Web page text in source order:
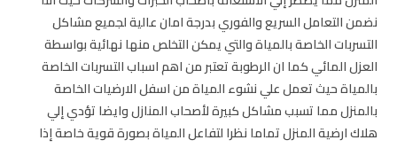
نضمن التعامل السريع والفوري بدرجة امان عالية لجميع مشاكل
التسربات الخاصة بالمياة والتي يمكن التخلص منها نهائية بواسطة
العزل المائي كما ان الرطوبة تعتبر من اهم اسباب التسربات الخاصة
بالمياة حيث تعمل علي نشوء المياة من اسفل الارضيات الخاصة
بالمنزل مما تسبب مشاكل كبيرة لأصحاب المنازل وايضا تؤدي إلي
هلاك ارضية المنزل تماما نظرا لتفاعل المياة بصورة قوية خاصة إذا